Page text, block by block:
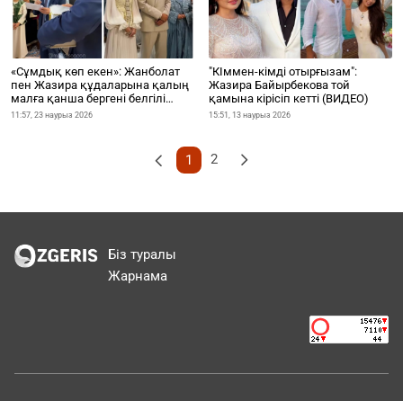
«Сұмдық көп екен»: Жанболат
пен Жазира құдаларына қалың
малға қанша бергені белгілі
болды
11:57, 23 наурыз 2026
"КІммен-кімді отырғызам":
Жазира Байырбекова той
қамына кірісіп кетті (ВИДЕО)
15:51, 13 наурыз 2026
1 2
Біз туралы
Жарнама